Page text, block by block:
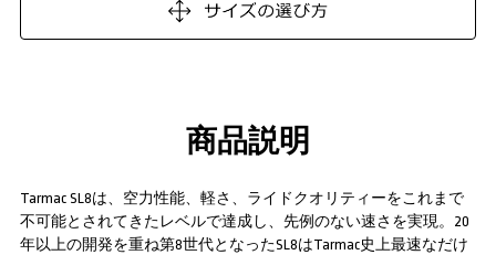
商品説明
Tarmac SL8は、空力性能、軽さ、ライドクオリティーをこれまで
不可能とされてきたレベルで達成し、先例のない速さを実現。20
年以上の開発を重ね第8世代となったSL8はTarmac史上最速なだけ